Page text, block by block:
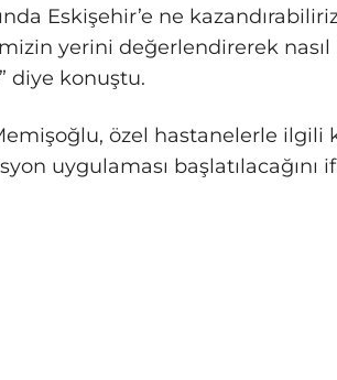
Eskişehir’e ne
yerini değerlendirerek nasıl
diye konuştu.
özel hastanelerle
uygulaması başlatılacağını